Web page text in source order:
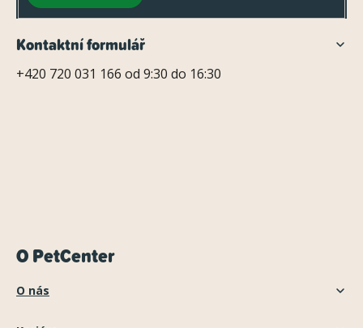
Kontaktní formulář
+420 720 031 166 od 9:30 do 16:30
O PetCenter
O nás